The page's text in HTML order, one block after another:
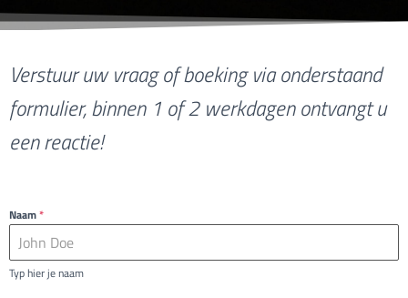
Verstuur uw vraag of boeking via onderstaand
formulier,binnen 1 of 2 werkdagen ontvangt u
een reactie!
Naam*
Typ hier je naam